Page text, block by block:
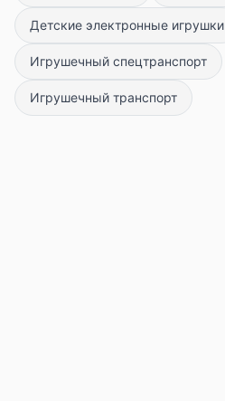
Детские электронные игрушки
Игрушечный спецтранспорт
Игрушечный транспорт